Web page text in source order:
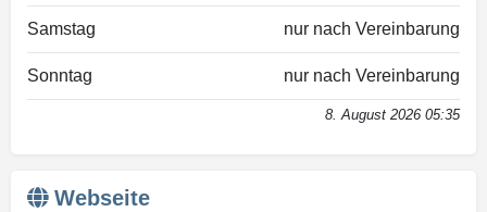
Samstag nur nach Vereinbarung
Sonntag nur nach Vereinbarung
8. August 2026 05:35
Webseite